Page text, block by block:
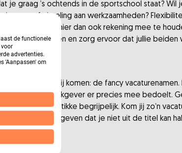
je graag ’s ochtends in de sportschool staat?
jou een afwisseling aan werkzaamheden?
verstandig om hier dan ook rekening mee te
hiermee bedoelen en zorg ervoor dat jullie
vaker voorbij komen: de fancy
weet wat de werkgever er precies mee bedoelt.
job titel! Hartstikke begrijpelijk. Kom jij zo’n
aan te geven dat je niet uit de titel kan
uitleggen.
de functionele
voor
advertenties.
'Aanpassen' om